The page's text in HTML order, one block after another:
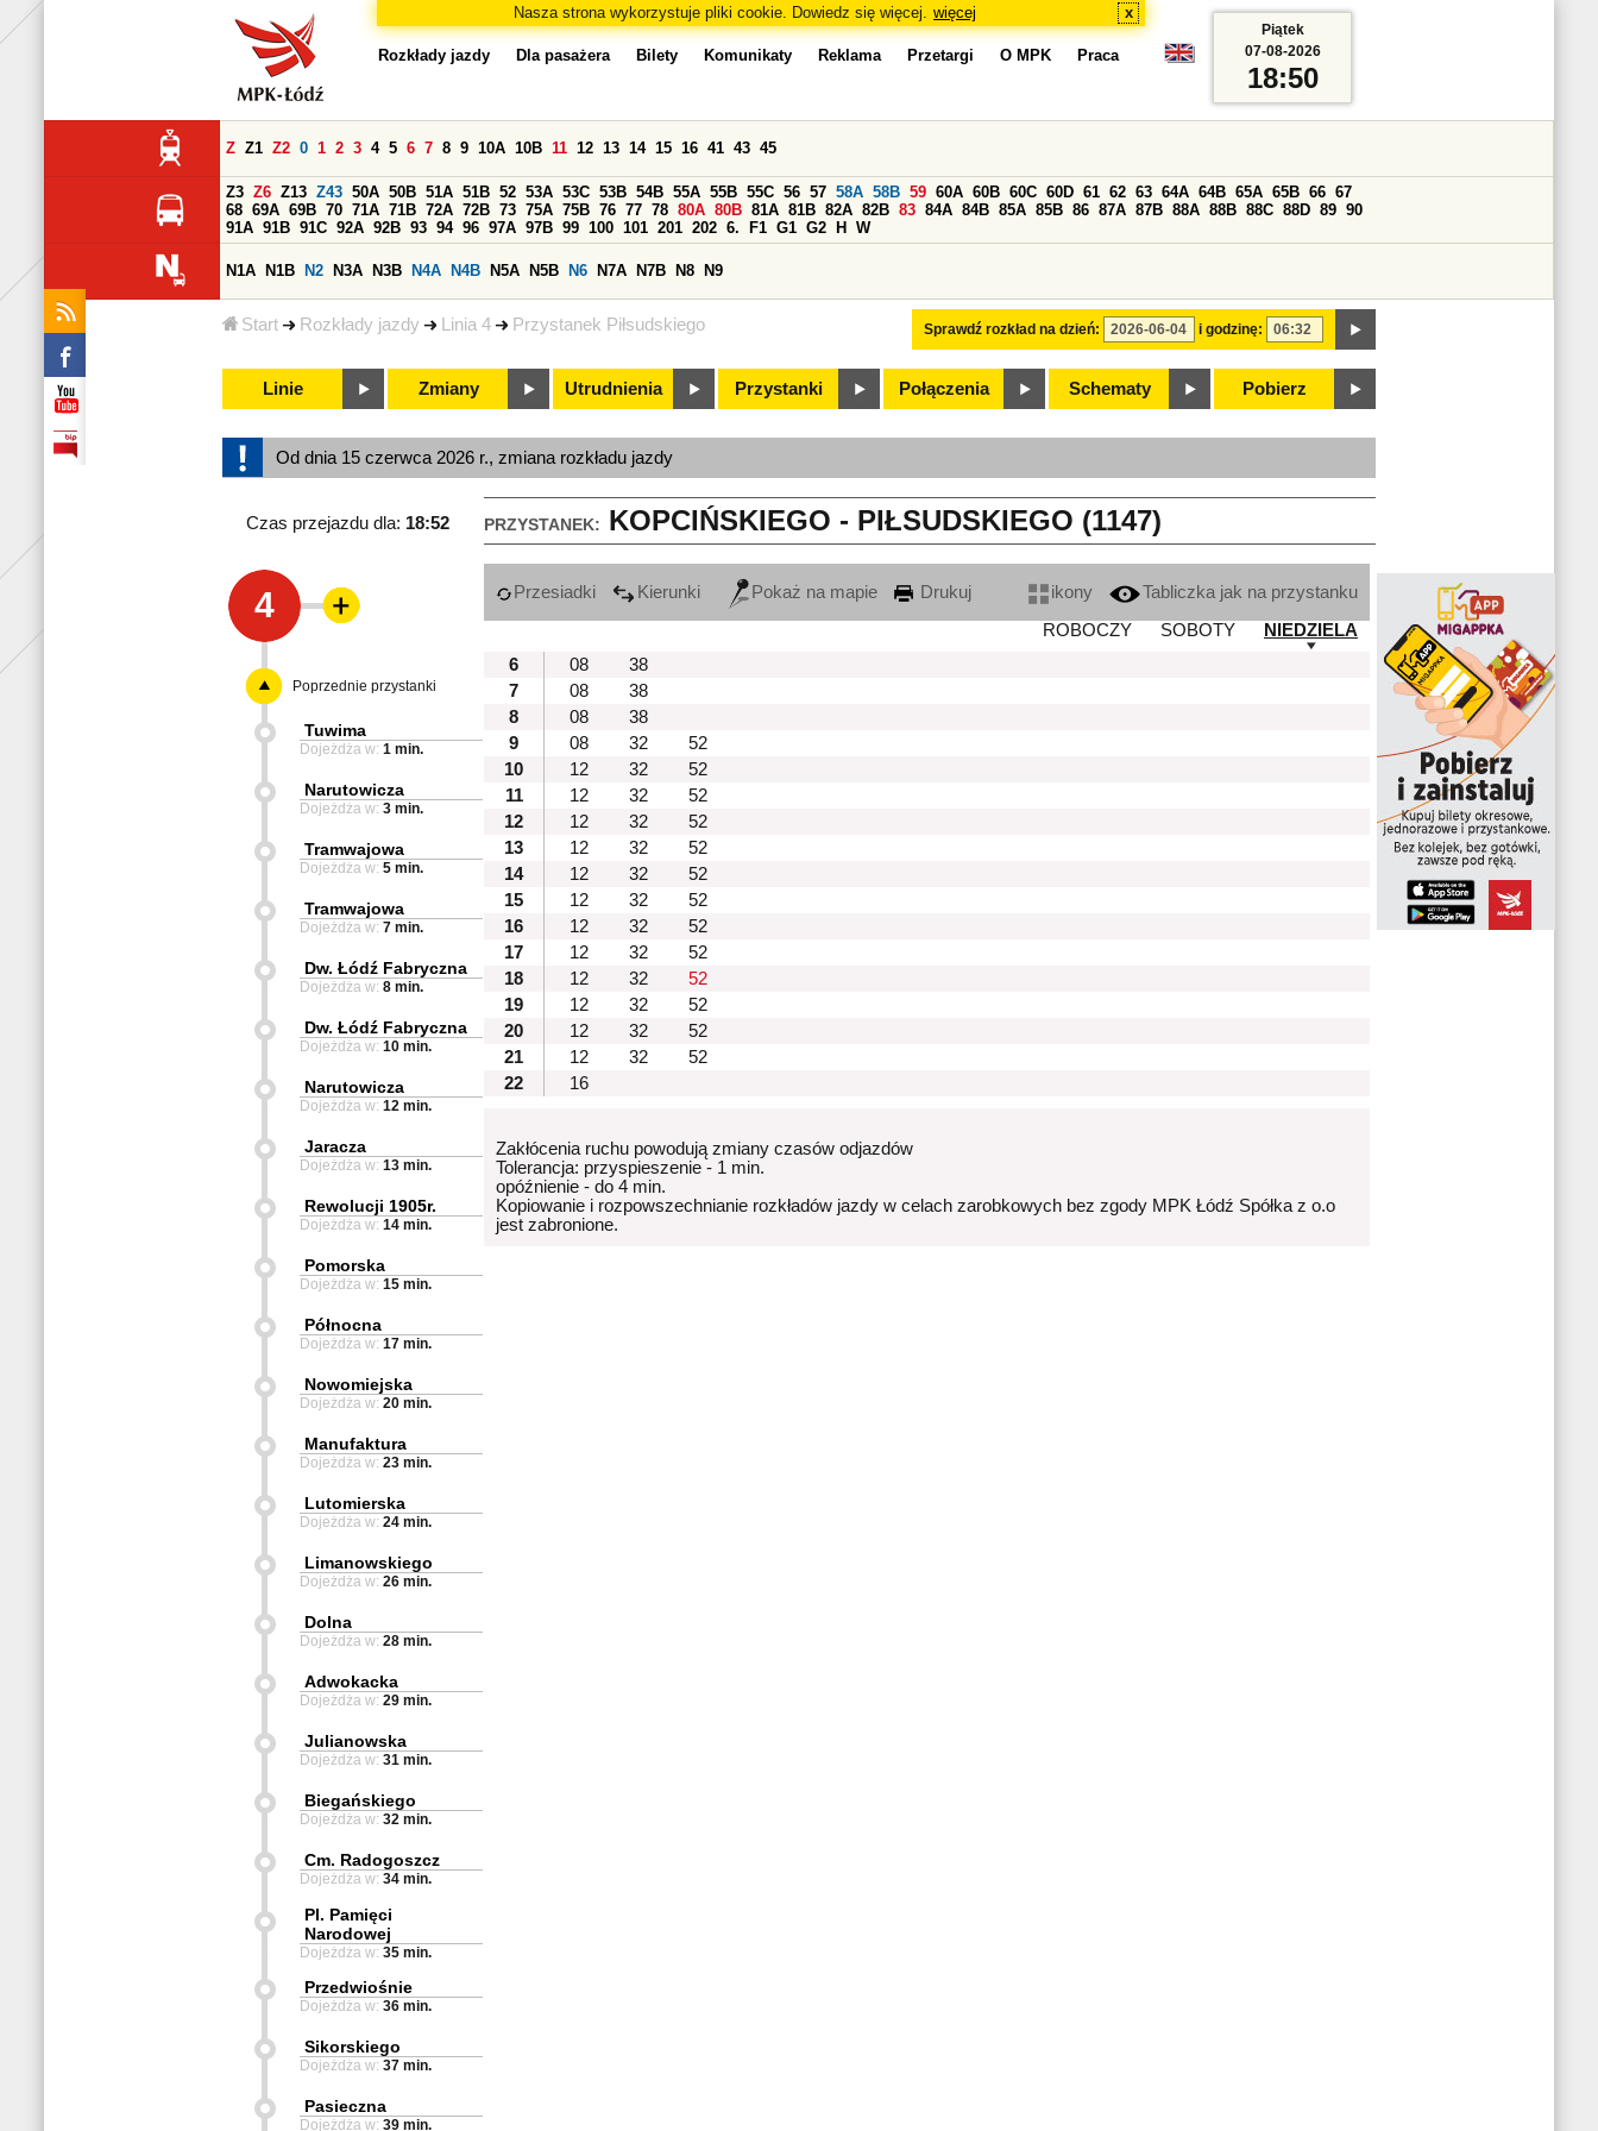
Nasza strona wykorzystuje pliki cookie. Dowiedz się więcej. więcej x
Start Rozkłady jazdy Linia 4 Przystanek Piłsudskiego
Rozkłady jazdy Dla pasażera Bilety Komunikaty Reklama Przetargi O MPK Praca
Sprawdź rozkład na dzień: i godzinę:
Z Z1 Z2 0 1 2 3 4 5 6 7 8 9 10A 10B 11 12 13 14 15 16 41 43 45
Z3 Z6 Z13 Z43 50A 50B 51A 51B 52 53A 53C 53B 54B 55A 55B 55C 56 57 58A 58B 59 60A 60B 60C 60D 61 62 63 64A 64B 65A 65B 66 67
68 69A 69B 70 71A 71B 72A 72B 73 75A 75B 76 77 78 80A 80B 81A 81B 82A 82B 83 84A 84B 85A 85B 86 87A 87B 88A 88B 88C 88D 89 90
91A 91B 91C 92A 92B 93 94 96 97A 97B 99 100 101 201 202 6. F1 G1 G2 H W
N1A N1B N2 N3A N3B N4A N4B N5A N5B N6 N7A N7B N8 N9
Linie Zmiany Utrudnienia Przystanki Połączenia Schematy Pobierz
Piątek
07-08-2026
18:50
Od dnia 15 czerwca 2026 r., zmiana rozkładu jazdy
PRZYSTANEK: KOPCIŃSKIEGO - PIŁSUDSKIEGO (1147)
Czas przejazdu dla: 18:52
4 Przesiadki Kierunki Pokaż na mapie Drukuj ikony
Tabliczka jak na przystanku
ROBOCZY
SOBOTY
NIEDZIELA
6
08
38
7
08
38
8
08
38
9
08 32
52
10
12 32
52
11
12 32
52
12
12 32
52
13
12 32
52
14
12 32
52
15
12 32
52
16
12 32
52
17
12 32
52
18
12 32
52
19
12 32
52
20
12 32
52
21
12 32
52
22
16
Zakłócenia ruchu powodują zmiany czasów odjazdów
Tolerancja: przyspieszenie - 1 min.
opóźnienie - do 4 min.
Kopiowanie i rozpowszechnianie rozkładów jazdy w celach zarobkowych bez zgody MPK Łódź Spółka z o.o
jest zabronione.
Poprzednie przystanki
Tuwima
Dojeżdża w: 1 min.
Narutowicza
Dojeżdża w: 3 min.
Tramwajowa
Dojeżdża w: 5 min.
Tramwajowa
Dojeżdża w: 7 min.
Dw. Łódź Fabryczna
Dojeżdża w: 8 min.
Dw. Łódź Fabryczna
Dojeżdża w: 10 min.
Narutowicza
Dojeżdża w: 12 min.
Jaracza
Dojeżdża w: 13 min.
Rewolucji 1905r.
Dojeżdża w: 14 min.
Pomorska
Dojeżdża w: 15 min.
Północna
Dojeżdża w: 17 min.
Nowomiejska
Dojeżdża w: 20 min.
Manufaktura
Dojeżdża w: 23 min.
Lutomierska
Dojeżdża w: 24 min.
Limanowskiego
Dojeżdża w: 26 min.
Dolna
Dojeżdża w: 28 min.
Adwokacka
Dojeżdża w: 29 min.
Julianowska
Dojeżdża w: 31 min.
Biegańskiego
Dojeżdża w: 32 min.
Cm. Radogoszcz
Dojeżdża w: 34 min.
Pl. Pamięci
Narodowej
Dojeżdża w: 35 min.
Przedwiośnie
Dojeżdża w: 36 min.
Sikorskiego
Dojeżdża w: 37 min.
Pasieczna
Dojeżdża w: 39 min.